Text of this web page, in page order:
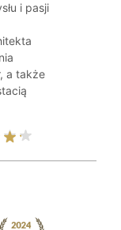
i pasji
a także